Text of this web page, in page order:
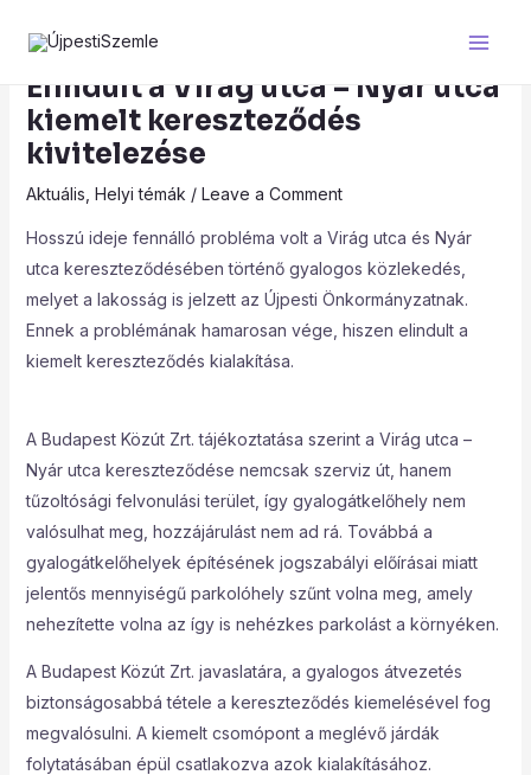
Elindult a Virág utca – Nyár utca
kiemelt kereszteződés
kivitelezése
Aktuális Helyi témák / Leave a Comment
Hosszú ideje fennálló probléma volt a Virág utca és Nyár
utca kereszteződésében történő gyalogos közlekedés,
melyet a lakosság is jelzett az Újpesti Önkormányzatnak.
Ennek a problémának hamarosan vége, hiszen elindult a
kiemelt kereszteződés kialakítása.
A Budapest Közút Zrt. tájékoztatása szerint a Virág utca –
Nyár utca kereszteződése nemcsak szerviz út, hanem
tűzoltósági felvonulási terület, így gyalogátkelőhely nem
valósulhat meg, hozzájárulást nem ad rá. Továbbá a
gyalogátkelőhelyek építésének jogszabályi előírásai miatt
jelentős mennyiségű parkolóhely szűnt volna meg, amely
nehezítette volna az így is nehézkes parkolást a környéken.
A Budapest Közút Zrt. javaslatára, a gyalogos átvezetés
biztonságosabbá tétele a kereszteződés kiemelésével fog
megvalósulni. A kiemelt csomópont a meglévő járdák
folytatásában épül csatlakozva azok kialakításához.
navigation